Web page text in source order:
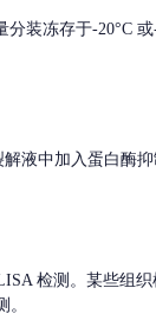
装冻存于-20°C
液中加入蛋白酶抑
检测。某些组